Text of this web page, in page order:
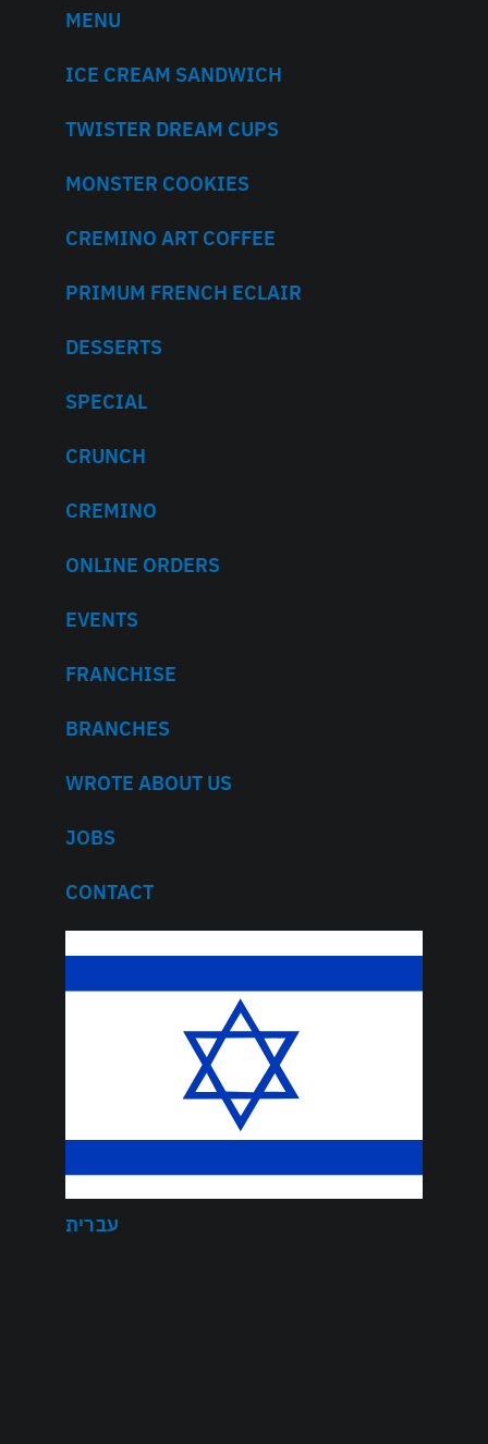
MENU
ICE CREAM SANDWICH
TWISTER DREAM CUPS
MONSTER COOKIES
CREMINO ART COFFEE
PRIMUM FRENCH ECLAIR
DESSERTS
SPECIAL
CRUNCH
CREMINO
ONLINE ORDERS
EVENTS
FRANCHISE
BRANCHES
WROTE ABOUT US
JOBS
CONTACT
עברית